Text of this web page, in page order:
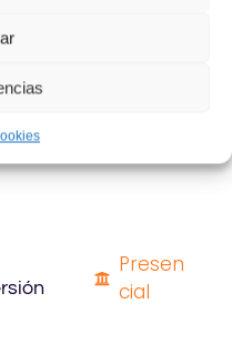
Presen
cial